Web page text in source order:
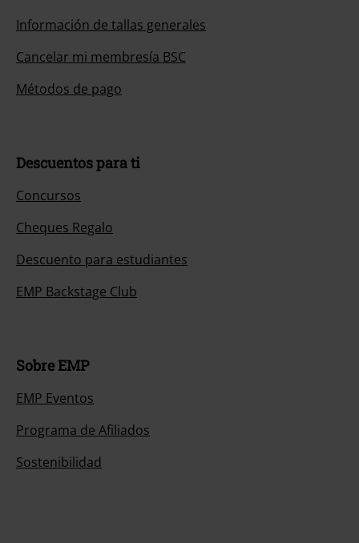
Información de tallas generales
Cancelar mi membresía BSC
Métodos de pago
Descuentos para ti
Concursos
Cheques Regalo
Descuento para estudiantes
EMP Backstage Club
Sobre EMP
EMP Eventos
Programa de Afiliados
Sostenibilidad